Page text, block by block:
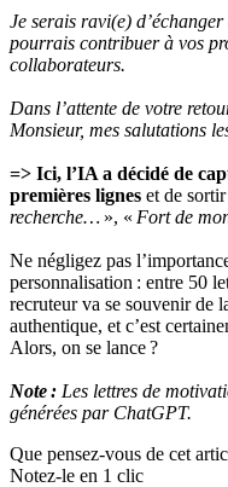
Je serais ravi(e)
pourrais contribuer à vos
collaborateurs.
Dans l’attente de votre
Monsieur, mes salutations
=> Ici, l’IA a décidé de
premières lignes et de
recherche… », « Fort de
Ne négligez pas
personnalisation : entre 50
recruteur va se souvenir de
authentique, et c’est
Alors, on se lance ?
Note : Les lettres de
générées par ChatGPT.
Que pensez-vous de cet
Notez-le en 1 clic